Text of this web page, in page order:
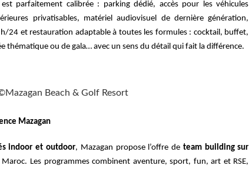
parfaitement calibrée : parking dédié, accès pour les véhicules
privatisables, matériel audiovisuel de dernière génération,
24 et restauration adaptable à toutes les formules : cocktail, buffet,
thématique ou de gala… avec un sens du détail qui fait la différence.
Beach & Golf Resort
Mazagan
indoor et outdoor, Mazagan propose l’offre de team building sur
Maroc. Les programmes combinent aventure, sport, fun, art et RSE,